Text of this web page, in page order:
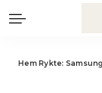
Hem Rykte: Samsung